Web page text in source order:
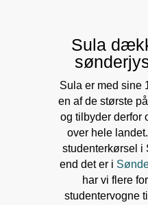
Sula
Sula er med sine
en af de største
og tilbyder derfor
over hele
studenterkørsel i
end det er i
har vi flere
studentervogne